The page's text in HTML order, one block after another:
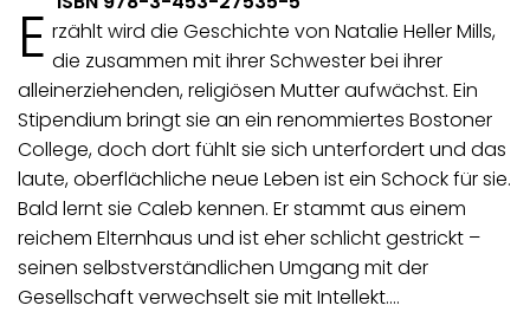
E rzählt wird die Geschichte von Natalie Heller Mills,
die zusammen mit ihrer Schwester bei ihrer
alleinerziehenden, religiösen Mutter aufwächst. Ein
Stipendium bringt sie an ein renommiertes Bostoner
College, doch dort fühlt sie sich unterfordert und das
laute, oberflächliche neue Leben ist ein Schock für sie.
Bald lernt sie Caleb kennen. Er stammt aus einem
reichem Elternhaus und ist eher schlicht gestrickt –
seinen selbstverständlichen Umgang mit der
Gesellschaft verwechselt sie mit Intellekt.…